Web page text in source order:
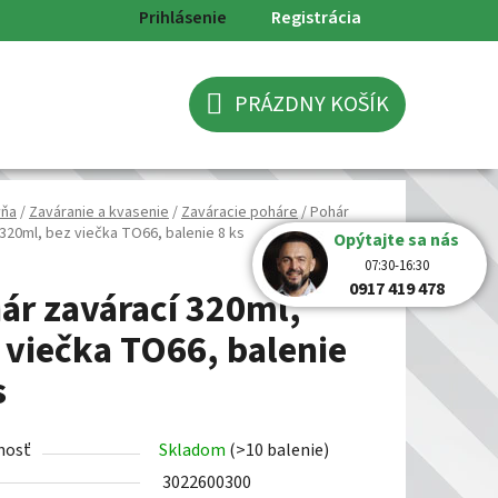
Prihlásenie Registrácia
NÁKUPNÝ
KOŠÍK
PRÁZDNY KOŠÍK
/Zaváranie a kvasenie/Zaváracie poháre/Pohár
bez viečka TO66, balenie 8 ks
zavárací 320ml,
TO66, balenie
Skladom (>10 balenie)
3022600300
Opýtajte sa nás
07:30-16:30
0917 419 478